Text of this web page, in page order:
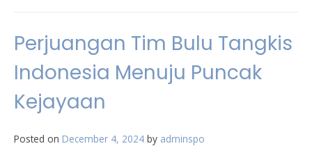
Perjuangan Tim Bulu Tangkis
Indonesia Menuju Puncak
Kejayaan
Posted on December 4, 2024 by adminspo